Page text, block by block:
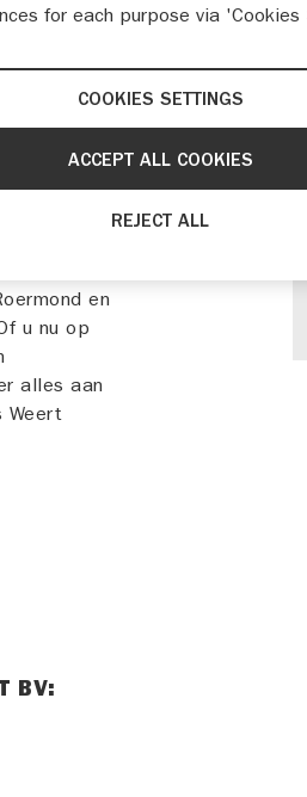
tot een
goede
en
u nu op
alles aan
Weert
BV:
for each purpose via
COOKIES SETTINGS
REJECT ALL
ACCEPT ALL COOKIES